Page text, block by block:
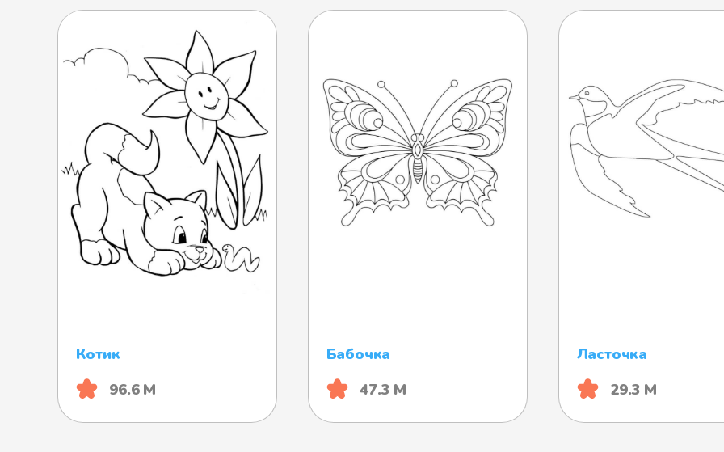
Котик
96.6 М
Бабочка
47.3 М
Ласточка
29.3 М